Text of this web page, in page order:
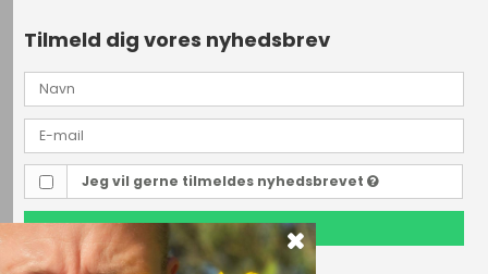
Tilmeld dig vores nyhedsbrev
Jeg vil gerne tilmeldes nyhedsbrevet
TILMELD